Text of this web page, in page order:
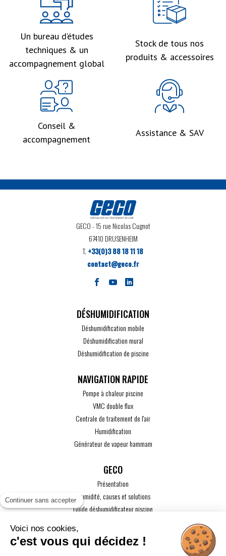
Continuer sans accepter
Voici nos cookies,
c'est vous qui décidez !
Un bureau d’études
techniques & un
accompagnement global
Stock de tous nos
produits & accessoires
Conseil &
accompagnement
Assistance & SAV
GECO- 15 rue Nicolas Cugnot
67410 DRUSENHEIM
T. +33(0)3 88 18 11 18
contact@geco.fr
DÉSHUMIDIFICATION
Déshumidification mobile
Déshumidification mural
Déshumidification de piscine
Pompe à chaleur piscine
VMC double flux
Centrale de traitement de l'air
Humidification
Générateur de vapeur hammam
GECO
Présentation
L'humidité, causes et solutions
Guide déshumidificateur piscine
Guide VMC